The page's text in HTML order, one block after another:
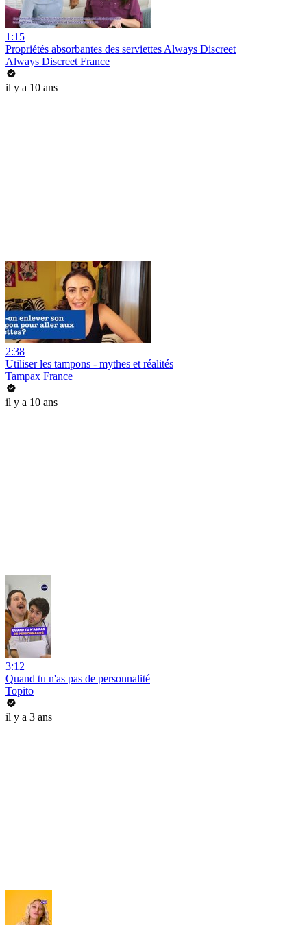
1:15
Propriétés absorbantes des serviettes Always Discreet
Always Discreet France
il y a 10 ans
2:38
Utiliser les tampons - mythes et réalités
Tampax France
il y a 10 ans
3:12
Quand tu n'as pas de personnalité
Topito
il y a 3 ans